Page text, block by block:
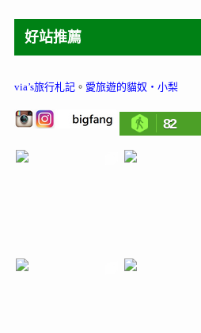
好站推薦
via’s旅行札記。 愛旅遊的貓奴‧小梨
82